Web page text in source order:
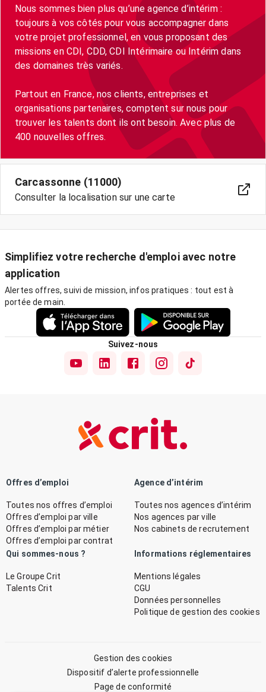
Nous sommes bien plus qu’une agence d’intérim :
toujours à vos côtés pour vous accompagner dans
votre projet professionnel, en vous proposant des
missions en CDI, CDD, CDI Intérimaire ou Intérim dans
des domaines très variés.
Partout en France, nos clients, entreprises et
organisations partenaires, comptent sur nous pour
trouver les talents dont ils ont besoin. Avec plus de
400 nouvelles offres.
Carcassonne (11000)
Consulter la localisation sur une carte
Simplifiez votre recherche d'emploi avec notre
application
Alertes offres, suivi de mission, infos pratiques : tout est à
portée de main.
Suivez-nous
Offres d’emploi
Toutes nos offres d’emploi
Offres d’emploi par ville
Offres d’emploi par métier
Offres d’emploi par contrat
Agence d’intérim
Toutes nos agences d’intérim
Nos agences par ville
Nos cabinets de recrutement
Qui sommes-nous ?
Le Groupe Crit
Talents Crit
Informations réglementaires
Mentions légales
CGU
Données personnelles
Politique de gestion des cookies
Gestion des cookies
Dispositif d’alerte professionnelle
Page de conformité